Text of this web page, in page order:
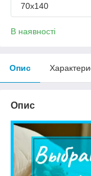
70х140
В наявності
Опис
Опис